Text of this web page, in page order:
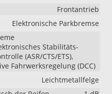
Frontantrieb
Elektronische Parkbremse
Stabilitäts-
(ASR/CTS/ETS),
Fahrwerksregelung (DCC)
Leichtmetallfelge